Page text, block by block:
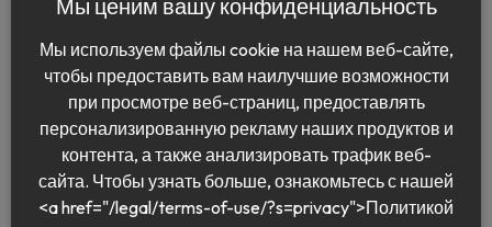
предложением iPhone 15
Pусский
Мы ценим вашу конфиденциальность
Мы используем файлы cookie на нашем веб-сайте,
чтобы предоставить вам наилучшие возможности
при просмотре веб-страниц, предоставлять
персонализированную рекламу наших продуктов и
контента, а также анализировать трафик веб-
сайта. Чтобы узнать больше, ознакомьтесь с нашей
<a href="/legal/terms-of-use/?s=privacy">Политикой